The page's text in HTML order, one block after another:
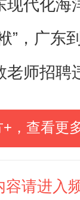
户端原创
转载
文作者
老师招聘
，查看更
容请进入